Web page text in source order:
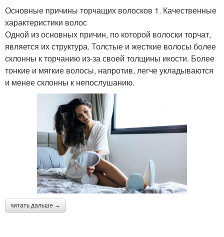
Основные причины торчащих волосков 1. Качественные
характеристики волос
Одной из основных причин, по которой волоски торчат,
является их структура. Толстые и жесткие волосы более
склонны к торчанию из-за своей толщины икости. Более
тонкие и мягкие волосы, напротив, легче укладываются
и менее склонны к непослушанию.
читать дальше →